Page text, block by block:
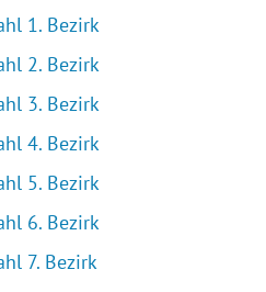
1. Bezirk
2. Bezirk
3. Bezirk
4. Bezirk
5. Bezirk
6. Bezirk
7. Bezirk